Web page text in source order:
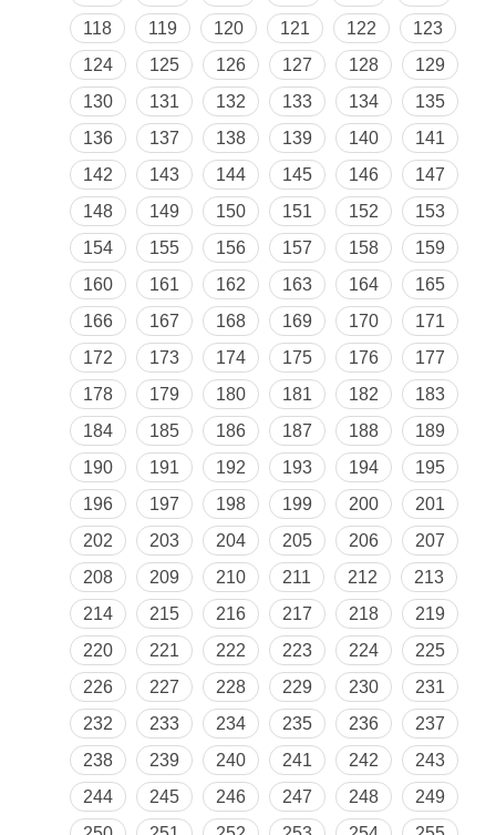
118
119 120 121 122
123
124
125 126 127 128
129
130
131 132 133 134
135
136
137 138 139 140
141
142
143 144 145 146
147
148
149 150 151 152
153
154
155 156 157 158
159
160
161 162 163 164
165
166
167 168 169 170
171
172
173 174 175 176
177
178
179 180 181 182
183
184
185 186 187 188
189
190
191 192 193 194
195
196
197 198 199 200
201
202
203 204 205 206
207
208
209 210 211 212
213
214
215 216 217 218
219
220
221 222 223 224
225
226
227 228 229 230
231
232
233 234 235 236
237
238
239 240 241 242
243
244
245 246 247 248
249